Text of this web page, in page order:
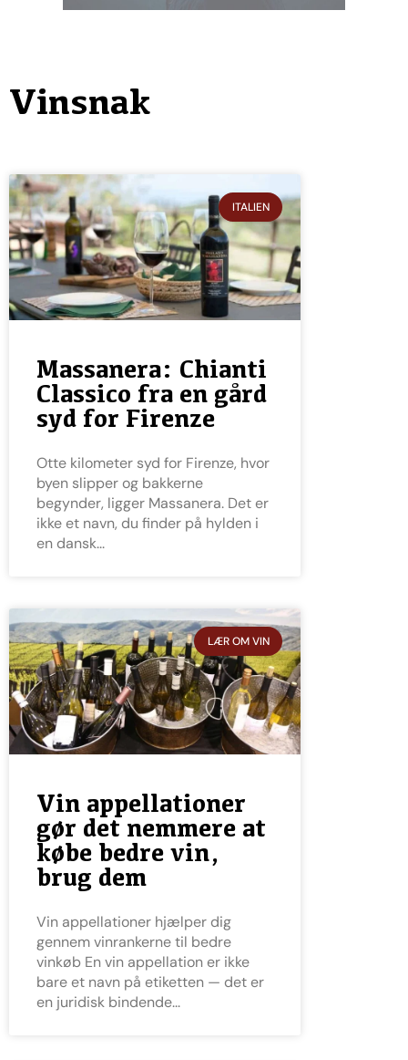
Vinsnak
ITALIEN
Massanera: Chianti
Classico fra en gård
syd for Firenze
Otte kilometer syd for Firenze, hvor
byen slipper og bakkerne
begynder, ligger Massanera. Det er
ikke et navn, du finder på hylden i
en dansk
LÆR OM VIN
Vin appellationer
gør det nemmere at
købe bedre vin,
brug dem
Vin appellationer hjælper dig
gennem vinrankerne til bedre
vinkøb En vin appellation er ikke
bare et navn på etiketten — det er
en juridisk bindende